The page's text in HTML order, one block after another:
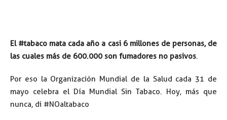
El #tabaco mata cada año a casi 6 millones de personas, de
las cuales más de 600.000 son fumadores no pasivos.
Por eso la Organización Mundial de la Salud cada 31 de
mayo celebra el Día Mundial Sin Tabaco. Hoy, más que
nunca, di #NOaltabaco